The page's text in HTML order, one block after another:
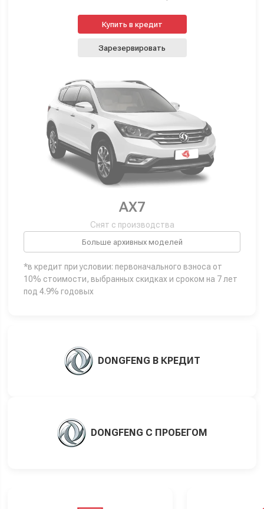
Купить в кредит
Зарезервировать
AX7
Снят с производства
Больше архивных моделей
*в кредит при условии: первоначального взноса от
10% стоимости, выбранных скидках и сроком на 7 лет
под 4.9% годовых
DONGFENG В КРЕДИТ
DONGFENG С ПРОБЕГОМ